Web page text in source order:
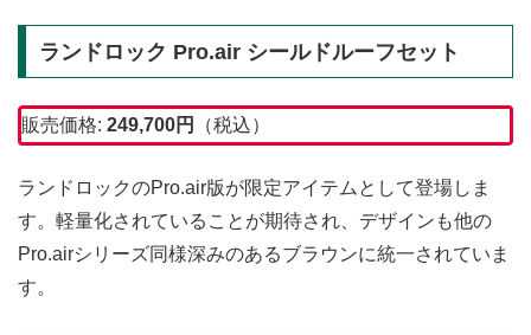
ランドロック Pro.air シールドルーフセット
販売価格: 249,700円 （税込）
ランドロックのPro.air版が限定アイテムとして登場しま
す。軽量化されていることが期待され、デザインも他の
Pro.airシリーズ同様深みのあるブラウンに統一されていま
す。